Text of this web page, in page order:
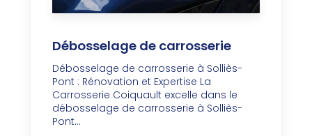
Débosselage de carrosserie
Débosselage de carrosserie à Solliès-
Pont : Rénovation et Expertise La
Carrosserie Coiquault excelle dans le
débosselage de carrosserie à Solliès-
Pont...